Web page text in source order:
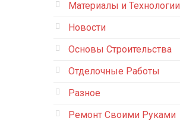
Материалы и Технологии
Новости
Основы Строительства
Отделочные Работы
Разное
Ремонт Своими Руками